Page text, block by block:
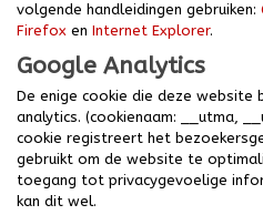
volgende handleidingen gebruiken:
Firefox en Internet Explorer.
Google Analytics
De enige cookie die deze website
analytics. (cookienaam: __utma,
cookie registreert het
gebruikt om de website te
toegang tot privacygevoelige
kan dit wel.